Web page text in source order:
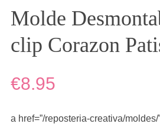
Molde
clip Corazon
€8.95
a href=”/reposteria-creativa/